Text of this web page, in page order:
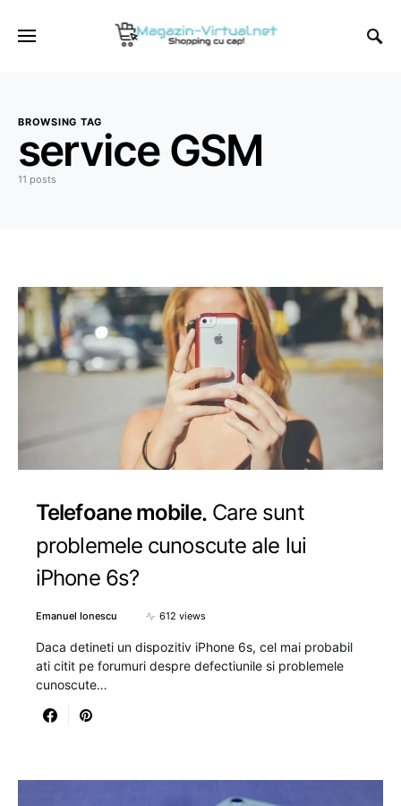
BROWSING TAG
service GSM
11 posts
Telefoane mobile Care sunt
problemele cunoscute ale lui
iPhone 6s?
Emanuel Ionescu 612 views
Daca detineti un dispozitiv iPhone 6s, cel mai probabil
ati citit pe forumuri despre defectiunile si problemele
cunoscute…